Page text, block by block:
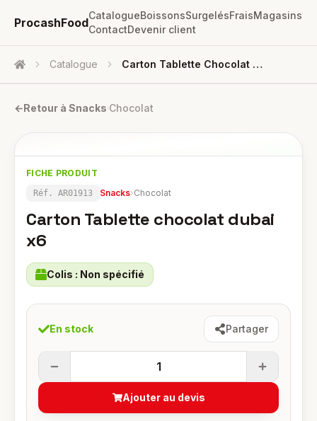
ProcashFood
CatalogueBoissonsSurgelésFraisMagasins
ContactDevenir client
Accueil Catalogue Carton Tablette Chocolat Dubai X6
←Retour à Snacks·Chocolat
FICHE PRODUIT
Réf. AR01913 Snacks›Chocolat
Carton Tablette chocolat dubai
x6
Colis : Non spécifié
En stock Partager
1
Ajouter au devis